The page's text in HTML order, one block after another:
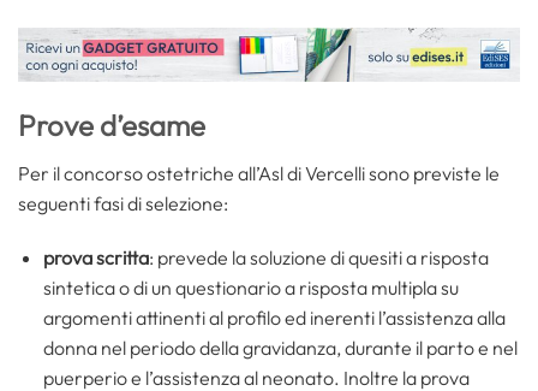
Prove d’esame
Per il concorso ostetriche all’Asl di Vercelli sono previste le
seguenti fasi di selezione:
prova scritta: prevede la soluzione di quesiti a risposta
sintetica o di un questionario a risposta multipla su
argomenti attinenti al profilo ed inerenti l’assistenza alla
donna nel periodo della gravidanza, durante il parto e nel
puerperio e l’assistenza al neonato. Inoltre la prova